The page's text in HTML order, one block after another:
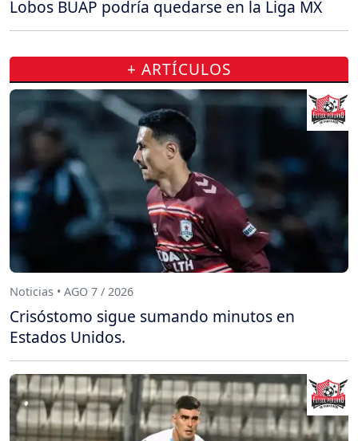
Lobos BUAP podría quedarse en la Liga MX
+ ARTÍCULOS
Noticias • AGO 7 / 2026
Crisóstomo sigue sumando minutos en
Estados Unidos.